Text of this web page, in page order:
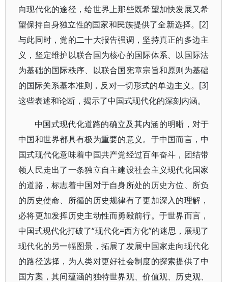
向现代化的途径，给世界上那些既希望加快发展又希
望保持自身独立性的国家和民族提供了全新选择。[2]
与此同时，党的二十大报告强调，坚持真正的多边主
义，坚定维护以联合国为核心的国际体系、以国际法
为基础的国际秩序、以联合国宪章宗旨和原则为基础
的国际关系基本准则，反对一切形式的单边主义。[3]
这些表述和论断，揭示了中国式现代化的深刻内涵。
中国式现代化道路的确立及其内涵的明晰，对于
中国和世界都具有极为重要的意义。于中国而言，中
国式现代化意味着中国共产党经过百年奋斗，团结带
领人民走出了一条独立自主建设社会主义现代化国家
的道路，标志着中国对于自身所处的历史方位、所负
的历史使命、所循的历史规律有了更加深入的理解，
必将更加发挥历史主动性而勇毅前行。于世界而言，
中国式现代化打破了“现代化=西方化”的迷思，展现了
现代化的另一幅图景，拓展了发展中国家走向现代化
的路径选择，为人类对更好社会制度的探索提供了中
国方案，其间蕴涵的独特世界观、价值观、历史观、